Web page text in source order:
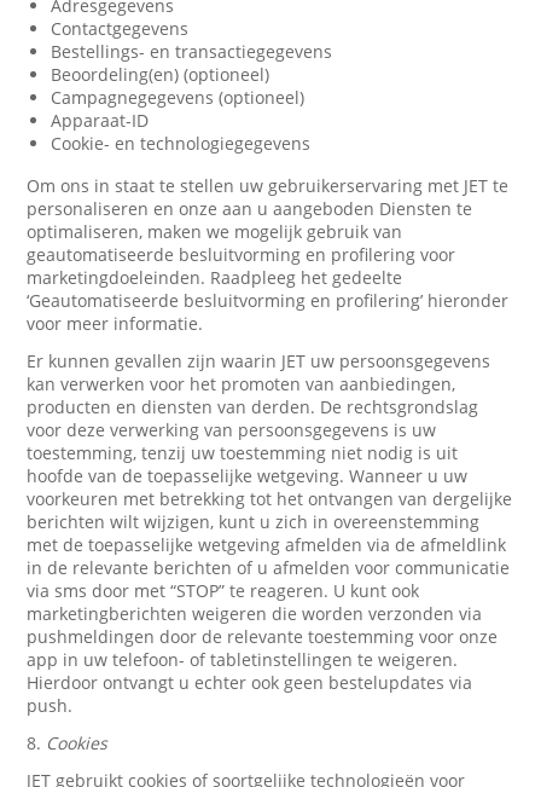
Adresgegevens
Contactgegevens
Bestellings- en transactiegegevens
Beoordeling(en) (optioneel)
Campagnegegevens (optioneel)
Apparaat-ID
Cookie- en technologiegegevens
Om ons in staat te stellen uw gebruikerservaring met JET te
personaliseren en onze aan u aangeboden Diensten te
optimaliseren, maken we mogelijk gebruik van
geautomatiseerde besluitvorming en profilering voor
marketingdoeleinden. Raadpleeg het gedeelte
‘Geautomatiseerde besluitvorming en profilering’ hieronder
voor meer informatie.
Er kunnen gevallen zijn waarin JET uw persoonsgegevens
kan verwerken voor het promoten van aanbiedingen,
producten en diensten van derden. De rechtsgrondslag
voor deze verwerking van persoonsgegevens is uw
toestemming, tenzij uw toestemming niet nodig is uit
hoofde van de toepasselijke wetgeving. Wanneer u uw
voorkeuren met betrekking tot het ontvangen van dergelijke
berichten wilt wijzigen, kunt u zich in overeenstemming
met de toepasselijke wetgeving afmelden via de afmeldlink
in de relevante berichten of u afmelden voor communicatie
via sms door met “STOP” te reageren. U kunt ook
marketingberichten weigeren die worden verzonden via
pushmeldingen door de relevante toestemming voor onze
app in uw telefoon- of tabletinstellingen te weigeren.
Hierdoor ontvangt u echter ook geen bestelupdates via
push.
8. Cookies
JET gebruikt cookies of soortgelijke technologieën voor